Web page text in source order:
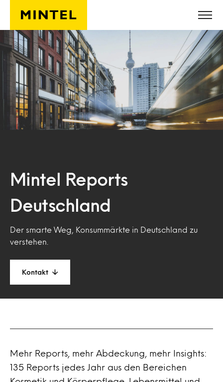
Skip to main content
Mintel Reports
Deutschland
Der smarte Weg, Konsummärkte in Deutschland zu
verstehen.
Kontakt
Mehr Reports, mehr Abdeckung, mehr Insights:
135 Reports jedes Jahr aus den Bereichen